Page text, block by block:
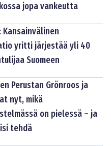
jopa vankeutta
yritti järjestää yli 40
Suomeen
Perustan Grönroos ja
nyt, mikä
on pielessä – ja
tehdä